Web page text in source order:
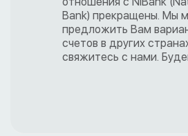
Bank) прекращены. Мы
предложить Вам
счетов в других
свяжитесь с нами.